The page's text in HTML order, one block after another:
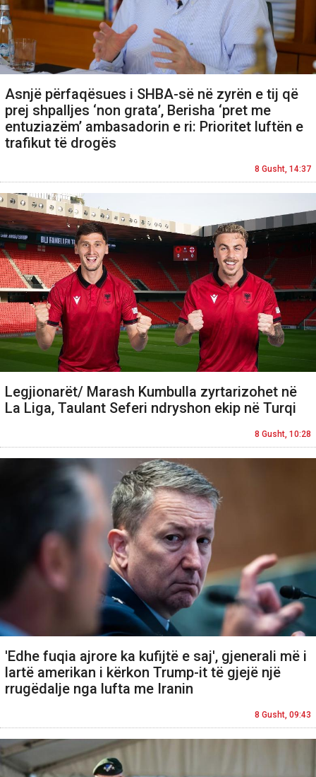
Asnjë përfaqësues i SHBA-së në zyrën e tij që
prej shpalljes ‘non grata’, Berisha ‘pret me
entuziazëm’ ambasadorin e ri: Prioritet luftën e
trafikut të drogës
8 Gusht, 14:37
Legjionarët/ Marash Kumbulla zyrtarizohet në
La Liga, Taulant Seferi ndryshon ekip në Turqi
8 Gusht, 10:28
'Edhe fuqia ajrore ka kufijtë e saj', gjenerali më i
lartë amerikan i kërkon Trump-it të gjejë një
rrugëdalje nga lufta me Iranin
8 Gusht, 09:43